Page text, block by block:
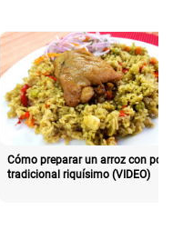
Cómo preparar un arroz con pollo
tradicional riquísimo (VIDEO)